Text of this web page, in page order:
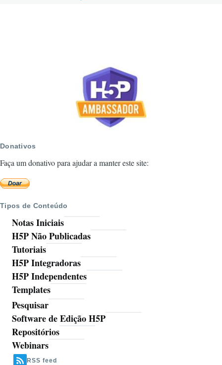
Donativos
Faça um donativo para ajudar a manter este site:
Tipos de Conteúdo
Notas Iniciais
H5P Não Publicadas
Tutoriais
H5P Integradoras
H5P Independentes
Templates
Ferramentas
Pesquisar
Software de Edição H5P
Repositórios
Webinars
RSS feed